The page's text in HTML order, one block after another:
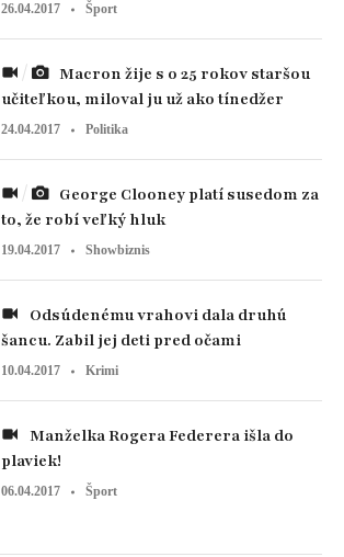
26.04.2017 Šport
učiteľkou, miloval ju už ako tínedžer
24.04.2017 Politika
to, že robí veľký hluk
19.04.2017 Showbiznis
šancu. Zabil jej deti pred očami
10.04.2017 Krimi
plaviek!
06.04.2017 Šport